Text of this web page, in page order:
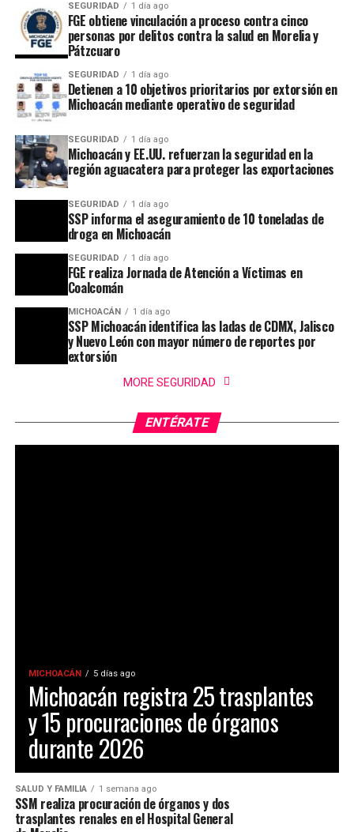
SEGURIDAD 1 día ago
FGE obtiene vinculación a proceso contra cinco
personas por delitos contra la salud en Morelia y
Pátzcuaro
SEGURIDAD 1 día ago
Detienen a 10 objetivos prioritarios por extorsión en
Michoacán mediante operativo de seguridad
SEGURIDAD 1 día ago
Michoacán y EE.UU. refuerzan la seguridad en la
región aguacatera para proteger las exportaciones
SEGURIDAD 1 día ago
SSP informa el aseguramiento de 10 toneladas de
droga en Michoacán
SEGURIDAD 1 día ago
FGE realiza Jornada de Atención a Víctimas en
Coalcomán
MICHOACÁN 1 día ago
SSP Michoacán identifica las ladas de CDMX, Jalisco
y Nuevo León con mayor número de reportes por
extorsión
MORE SEGURIDAD
ENTÉRATE
MICHOACÁN 5 días ago
Michoacán registra 25 trasplantes
y 15 procuraciones de órganos
durante 2026
SALUD Y FAMILIA 1 semana ago
SSM realiza procuración de órganos y dos
trasplantes renales en el Hospital General